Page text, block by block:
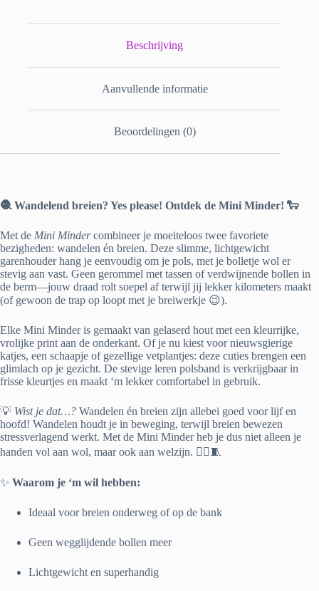
Beschrijving
Aanvullende informatie
Beoordelingen (0)
🧶 Wandelend breien? Yes please! Ontdek de Mini Minder! 🐑
Met de Mini Mindercombineer je moeiteloos twee favoriete
bezigheden: wandelen én breien. Deze slimme, lichtgewicht
garenhouder hang je eenvoudig om je pols, met je bolletje wol er
stevig aan vast. Geen gerommel met tassen of verdwijnende bollen in
de berm—jouw draad rolt soepel af terwijl jij lekker kilometers maakt
(of gewoon de trap op loopt met je breiwerkje 😉).
Elke Mini Minder is gemaakt van gelaserd hout met een kleurrijke,
vrolijke print aan de onderkant. Of je nu kiest voor nieuwsgierige
katjes, een schaapje of gezellige vetplantjes: deze cuties brengen een
glimlach op je gezicht. De stevige leren polsband is verkrijgbaar in
frisse kleurtjes en maakt ‘m lekker comfortabel in gebruik.
💡 Wist je dat…? Wandelen én breien zijn allebei goed voor lijf en
hoofd! Wandelen houdt je in beweging, terwijl breien bewezen
stressverlagend werkt. Met de Mini Minder heb je dus niet alleen je
handen vol aan wol, maar ook aan welzijn. 🧘‍♀️🧵
✨ Waarom je ‘m wil hebben:
Ideaal voor breien onderweg of op de bank
Geen wegglijdende bollen meer
Lichtgewicht en superhandig